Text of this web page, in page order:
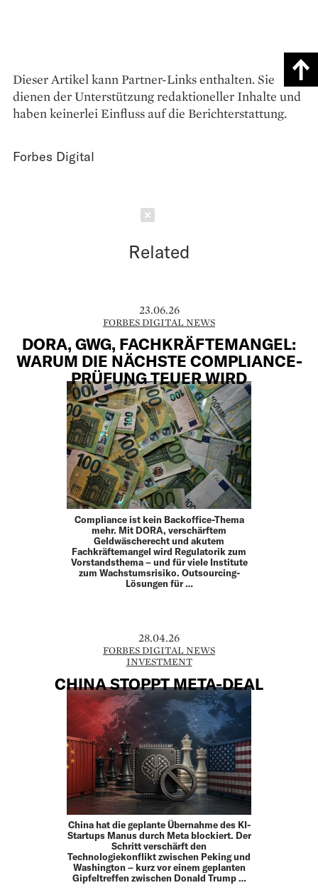
Dieser Artikel kann Partner-Links enthalten. Sie
dienen der Unterstützung redaktioneller Inhalte und
haben keinerlei Einfluss auf die Berichterstattung.
Forbes Digital
Related
23.06.26
FORBES DIGITAL NEWS
DORA, GWG, FACHKRÄFTEMANGEL:
WARUM DIE NÄCHSTE COMPLIANCE-
PRÜFUNG TEUER WIRD
Compliance ist kein Backoffice-Thema
mehr. Mit DORA, verschärftem
Geldwäscherecht und akutem
Fachkräftemangel wird Regulatorik zum
Vorstandsthema – und für viele Institute
zum Wachstumsrisiko. Outsourcing-
Lösungen für …
28.04.26
FORBES DIGITAL NEWS
INVESTMENT
CHINA STOPPT META-DEAL
China hat die geplante Übernahme des KI-
Startups Manus durch Meta blockiert. Der
Schritt verschärft den
Technologiekonflikt zwischen Peking und
Washington – kurz vor einem geplanten
Gipfeltreffen zwischen Donald Trump …